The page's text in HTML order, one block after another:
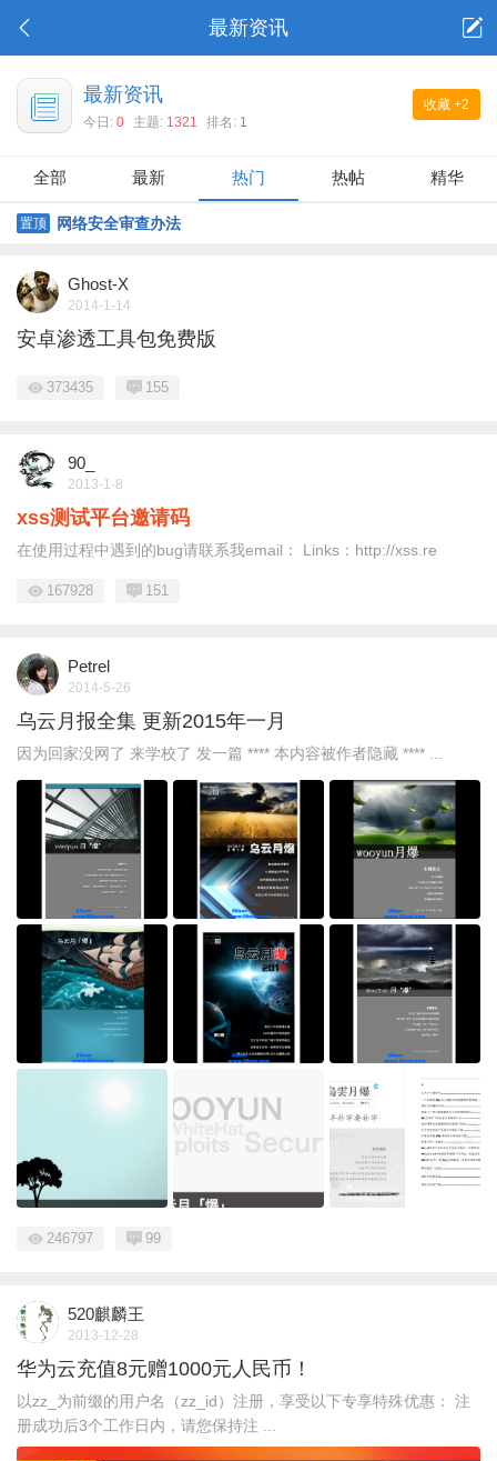
最新资讯
收藏 +2
最新资讯
今日: 0 主题: 1321 排名: 1
全部 最新 热门 热帖 精华
置顶 网络安全审查办法
Ghost-X
2014-1-14
安卓渗透工具包免费版
373435 155
90_
2013-1-8
xss测试平台邀请码
在使用过程中遇到的bug请联系我email： Links：http://xss.re
167928 151
Petrel
2014-5-26
乌云月报全集 更新2015年一月
因为回家没网了 来学校了 发一篇 **** 本内容被作者隐藏 **** ...
246797 99
520麒麟王
2013-12-28
华为云充值8元赠1000元人民币！
以zz_为前缀的用户名（zz_id）注册，享受以下专享特殊优惠： 注
册成功后3个工作日内，请您保持注 ...